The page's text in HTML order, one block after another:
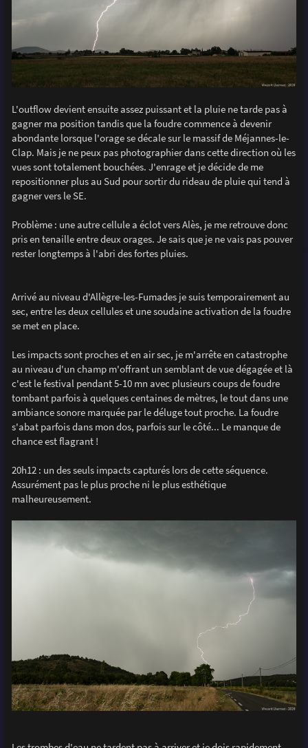
L'outflow devient ensuite assez puissant et la pluie ne tarde pas à
gagner ma position tandis que la foudre commence à devenir
abondante lorsque l'orage se décale sur le massif de Méjannes-le-
Clap. Mais je ne peux pas photographier dans cette direction où les
vues sont totalement bouchées. J'enrage et je décide de me
repositionner plus au Sud pour sortir du rideau de pluie qui tend à
gagner vers le SE.
Problème : une autre cellule a éclot vers Alès, je me retrouve donc
pris en tenaille entre deux orages. Je sais que je ne vais pas pouver
rester longtemps à l'abri des fortes pluies.
Arrivé au niveau d'Allègre-les-Fumades je suis temporairement au
sec, entre les deux cellules et une soudaine activation de la foudre
se met en place.
Les impacts sont proches et en air sec, je m'arrête en catastrophe
au niveau d'un champ m'offrant un semblant de vue dégagée et là
c'est le festival pendant 5-10 mn avec plusieurs coups de foudre
tombant parfois à quelques centaines de mètres, le tout dans une
ambiance sonore marquée par le déluge tout proche. La foudre
s'abat parfois dans mon dos, parfois sur le côté... Le manque de
chance est flagrant !
20h12 : un des seuls impacts capturés lors de cette séquence.
Assurément pas le plus proche ni le plus esthétique
malheureusement.